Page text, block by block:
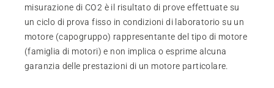
misurazione di CO2 è il risultato di prove effettuate su
un ciclo di prova fisso in condizioni di laboratorio su un
motore (capogruppo) rappresentante del tipo di motore
(famiglia di motori) e non implica o esprime alcuna
garanzia delle prestazioni di un motore particolare.